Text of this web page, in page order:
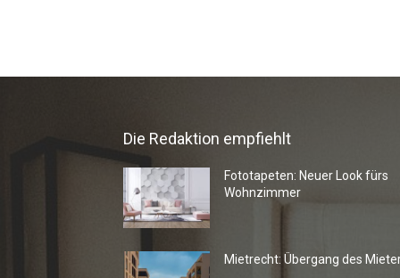
Die Redaktion empfiehlt
Fototapeten: Neuer Look fürs
Wohnzimmer
Mietrecht: Übergang des